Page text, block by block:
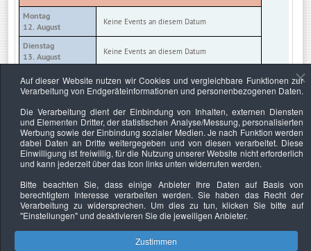
Montag
12. August
Keine Events an diesem Datum
Dienstag
13. August
Keine Events an diesem Datum
Mittwoch
14. August
Keine Events an diesem Datum
15. August
Keine Events an diesem Datum
Freitag
16. August
Keine Events an diesem Datum
Samstag
Sonntag
18. August
Keine Events an diesem Datum
Auf dieser Website nutzen wir Cookies und vergleichbare Funktionen zur
Verarbeitung von Endgeräteinformationen und personenbezogenen Daten.
Die Verarbeitung dient der Einbindung von Inhalten, externen Diensten
und Elementen Dritter, der statistischen Analyse/Messung, personalisierten
Werbung sowie der Einbindung sozialer Medien. Je nach Funktion werden
dabei Daten an Dritte weitergegeben und von diesen verarbeitet. Diese
Einwilligung ist freiwillig, für die Nutzung unserer Website nicht erforderlich
und kann jederzeit über das Icon links unten widerrufen werden.
Bitte beachten Sie, dass einige Anbieter Ihre Daten auf Basis von
berechtigtem Interesse verarbeiten werden. Sie haben das Recht der
Verarbeitung zu widersprechen. Um dies zu tun, klicken Sie bitte auf
"Einstellungen"und deaktivieren Sie die jeweiligen Anbieter.
Zustimmen